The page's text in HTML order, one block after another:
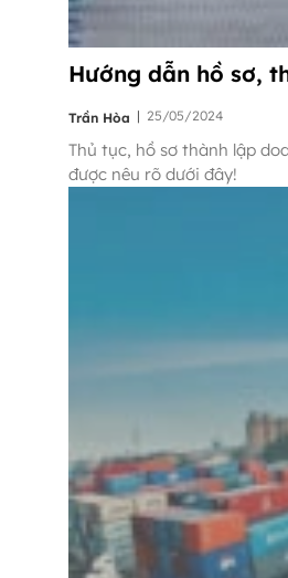
Hướng dẫn hồ sơ,
Trần Hòa | 25/05/2024
Thủ tục, hồ sơ thành lập
được nêu rõ dưới đây!